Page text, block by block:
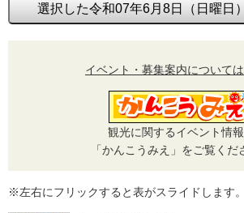
選択した令和07年6月8日（日曜日
イベント・募集案内について
観光に関するイベント情
「かんこうみえ」をご覧くだ
※左右にフリックすると表がスライドします。